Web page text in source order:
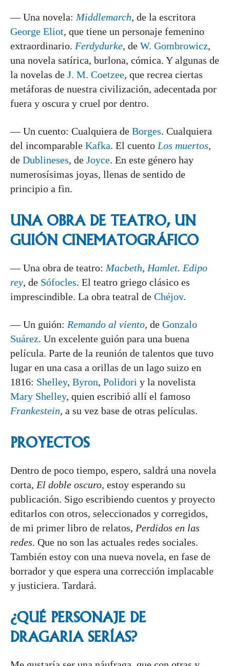
— Una novela: Middlemarch, de la escritora
George Eliot, que tiene un personaje femenino
extraordinario. Ferdydurke, de W. Gombrowicz,
una novela satírica, burlona, cómica. Y algunas de
la novelas de J. M. Coetzee, que recrea ciertas
metáforas de nuestra civilización, adecentada por
fuera y oscura y cruel por dentro.
— Un cuento: Cualquiera de Borges. Cualquiera
del incomparable Kafka. El cuento Los muertos,
de Dublineses, de Joyce. En este género hay
numerosísimas joyas, llenas de sentido de
principio a fin.
UNA OBRA DE TEATRO, UN
GUIÓN CINEMATOGRÁFICO
— Una obra de teatro: Macbeth, Hamlet. Edipo
rey, de Sófocles. El teatro griego clásico es
imprescindible. La obra teatral de Chéjov.
— Un guión: Remando al viento, de Gonzalo
Suárez. Un excelente guión para una buena
película. Parte de la reunión de talentos que tuvo
lugar en una casa a orillas de un lago suizo en
1816: Shelley, Byron, Polidori y la novelista
Mary Shelley, quien escribió allí el famoso
Frankestein, a su vez base de otras películas.
PROYECTOS
Dentro de poco tiempo, espero, saldrá una novela
corta, El doble oscuro, estoy esperando su
publicación. Sigo escribiendo cuentos y proyecto
editarlos con otros, seleccionados y corregidos,
de mi primer libro de relatos, Perdidos en las
redes. Que no son las actuales redes sociales.
También estoy con una nueva novela, en fase de
borrador y que espera una corrección implacable
y justiciera. Tardará.
¿QUÉ PERSONAJE DE
DRAGARIASERÍAS?